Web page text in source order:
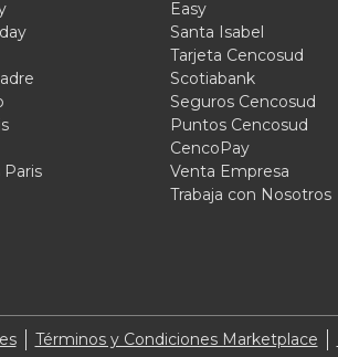
Paris
Easy
Santa Isabel
Tarjeta Cencosud
Scotiabank
Seguros Cencosud
Puntos Cencosud
CencoPay
Venta Empresa
Trabaja con Nosotros
Términos y Condiciones Marketplace